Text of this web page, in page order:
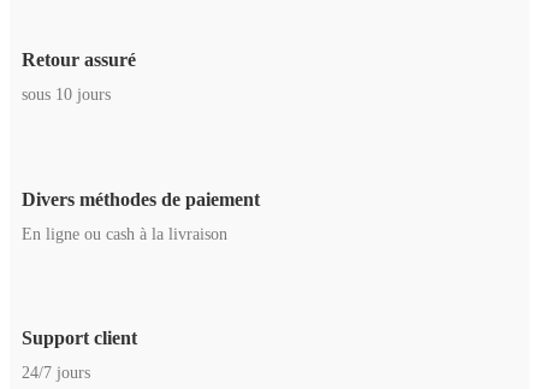
Retour assuré
sous 10 jours
Divers méthodes de paiement
En ligne ou cash à la livraison
Support client
24/7 jours